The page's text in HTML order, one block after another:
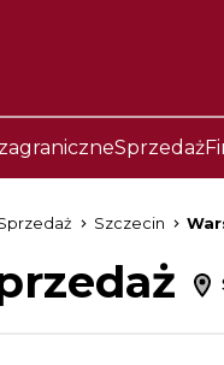
Sprzedaż
Szczecin